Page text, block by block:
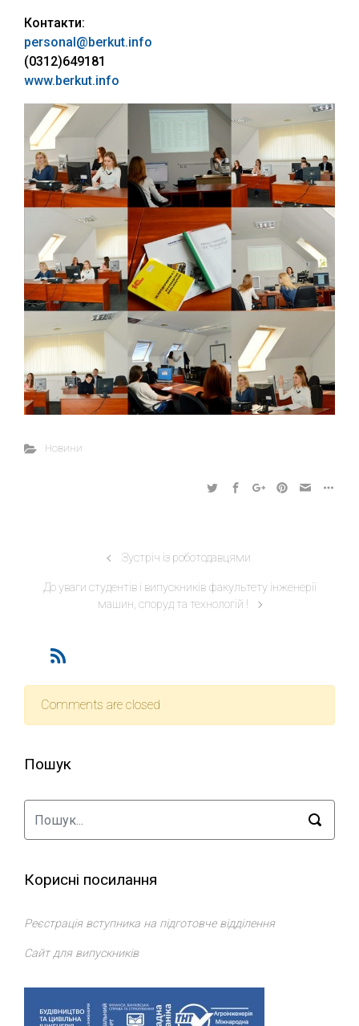
Контакти:
personal@berkut.info
(0312)649181
www.berkut.info
Новини
Зустріч із роботодавцями
До уваги студентів і випускників факультету інженерії
машин, споруд та технологій !
Comments are closed
Пошук
Корисні посилання
Реєстрація вступника на підготовче відділення
Сайт для випускників